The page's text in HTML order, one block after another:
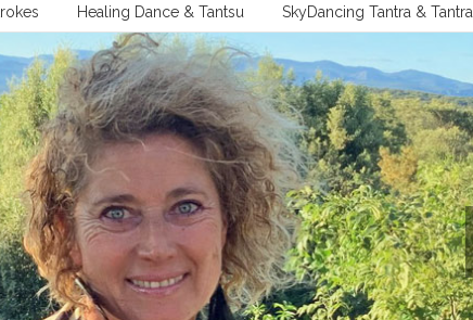
Healing Dance & Tantsu SkyDancing Tantra & Tantra